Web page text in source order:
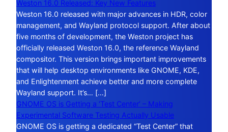
Weston 16.0 Released: Key New Features
Weston 16.0 released with major advances in HDR, color
management, and Wayland protocol support. After about
five months of development, the Weston project has
officially released Weston 16.0, the reference Wayland
compositor. This version brings important improvements
that will help desktop environments like GNOME, KDE,
and Enlightenment achieve better and more complete
Wayland support. It’s… […]
GNOME OS is Getting a ‘Test Center’ – Making
Experimental Software Testing Actually Usable
GNOME OS is getting a dedicated “Test Center” that